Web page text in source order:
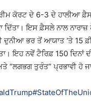
ਕੋਰਟ ਦੇ 6-3 ਦੇ ਹਾਲੀਆ
ਦਿੱਤਾ। ਇਸ ਫ਼ੈਸਲੇ ਨਾਲ ਨਾਰਾਜ਼
ਭਰ ਤੋਂ ਆਯਾਤ ‘ਤੇ 15
ਇਹ ਨਵੇਂ ਟੈਰਿਫ਼ 150 ਦਿਨਾਂ
“ਲਗਭਗ ਤੁਰੰਤ” ਪ੍ਰਭਾਵੀ ਹੋ